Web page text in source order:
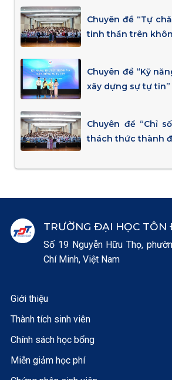
Chuyên đề “Tự
tinh thần trên
Chuyên đề “Kỹ
xây dựng sự tự tin”
Chuyên đề “Chỉ
thách thức thành
TRƯỜNG ĐẠI HỌC TÔN
Số 19 Nguyễn Hữu Thọ,
Chí Minh, Việt Nam
Giới thiệu
Thành tích sinh viên
Chính sách học bổng
Miễn giảm học phí